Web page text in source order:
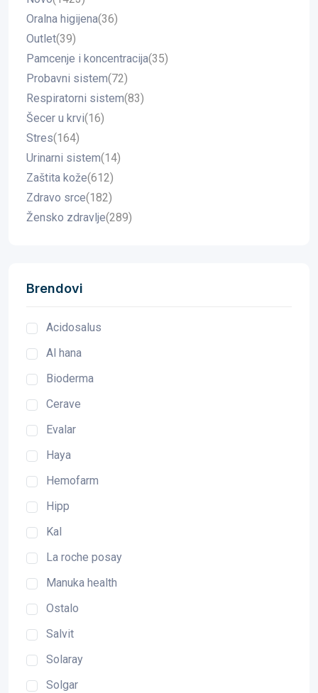
Oralna higijena(36)
Outlet(39)
Pamcenje i koncentracija(35)
Probavni sistem(72)
Respiratorni sistem(83)
Šecer u krvi(16)
Stres(164)
Urinarni sistem(14)
Zaštita kože(612)
Zdravo srce(182)
Žensko zdravlje(289)
Brendovi
Acidosalus
Al hana
Bioderma
Cerave
Evalar
Haya
Hemofarm
Hipp
Kal
La roche posay
Manuka health
Ostalo
Salvit
Solaray
Solgar